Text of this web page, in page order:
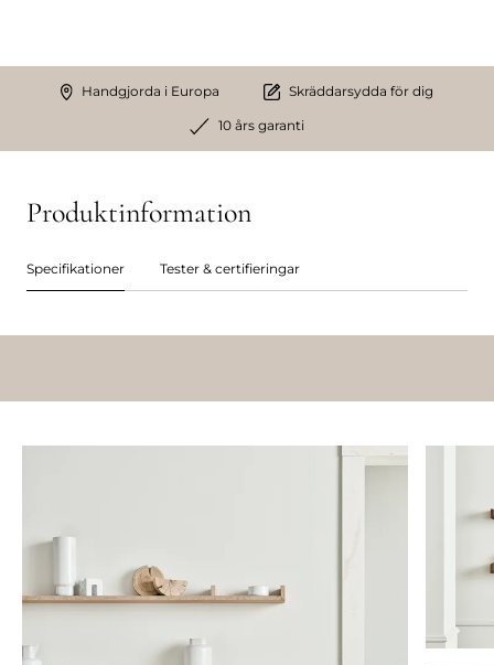
Handgjorda i Europa Skräddarsydda för dig
10 års garanti
Produktinformation
Specifikationer Tester & certifieringar